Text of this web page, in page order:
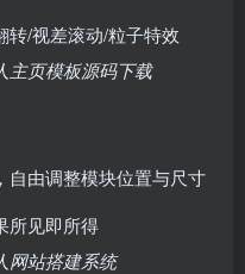
转/视差滚动/粒子特效
主页模板源码下载
自由调整模块位置与尺寸
所见即所得
网站搭建系统